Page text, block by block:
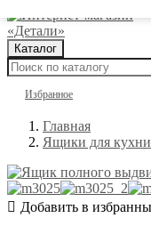
Каталог
Избранное
Главная
Ящики для кухни